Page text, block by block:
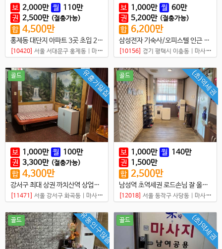
보 2,000만 월 110만
권 2,500만 (절충가능)
합 4,500만
홍제동 대단지 아파트 3곳 초입 2층 중국마사지 샵매매
[10420] 서울 서대문구 홍제동 마사지샵
보 1,000만 월 60만
권 5,200만 (절충가능)
합 6,200만
삼성전자 기숙사/오피스텔 인근 마사지샵 매매
[10156] 경기 평택시 이충동 마사지샵
유흥가밀집
골드
보 1,000만 월 100만
권 3,300만 (절충가능)
합 4,300만
강서구 최대 상권 까치산역 상업지역 내 샵
[11471] 서울 강서구 화곡동 마사지샵
(초)역세권
골드
보 1,000만 월 140만
권 1,500만
합 2,500만
남성역 초역세권 로드손님 잘 올라오는 중국건전샵
[12018] 서울 동작구 사당동 마사지샵
유동인구많음
골드 (초)역세권
골드